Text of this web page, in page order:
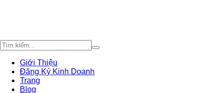
Giới Thiệu
Đăng Ký Kinh Doanh
Trang
Blog